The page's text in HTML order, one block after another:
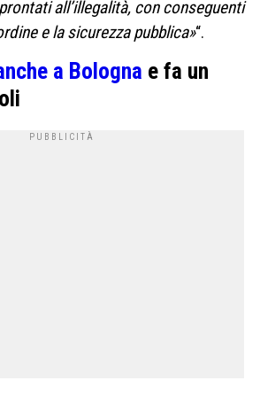
all’illegalità, con conseguenti
e la sicurezza pubblica»“.
a Bologna e fa un